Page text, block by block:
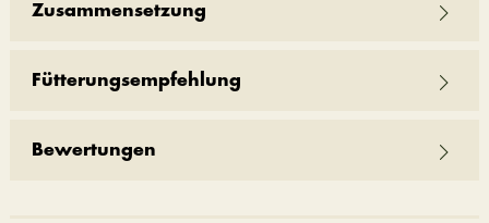
Zusammensetzung
Fütterungsempfehlung
Bewertungen